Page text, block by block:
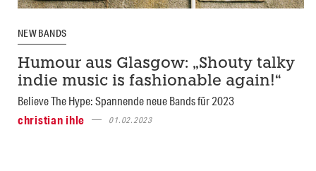
NEW BANDS
Humour aus Glasgow: „Shouty talky
indie music is fashionable again!“
Believe The Hype: Spannende neue Bands für 2023
christian ihle
01.02.2023